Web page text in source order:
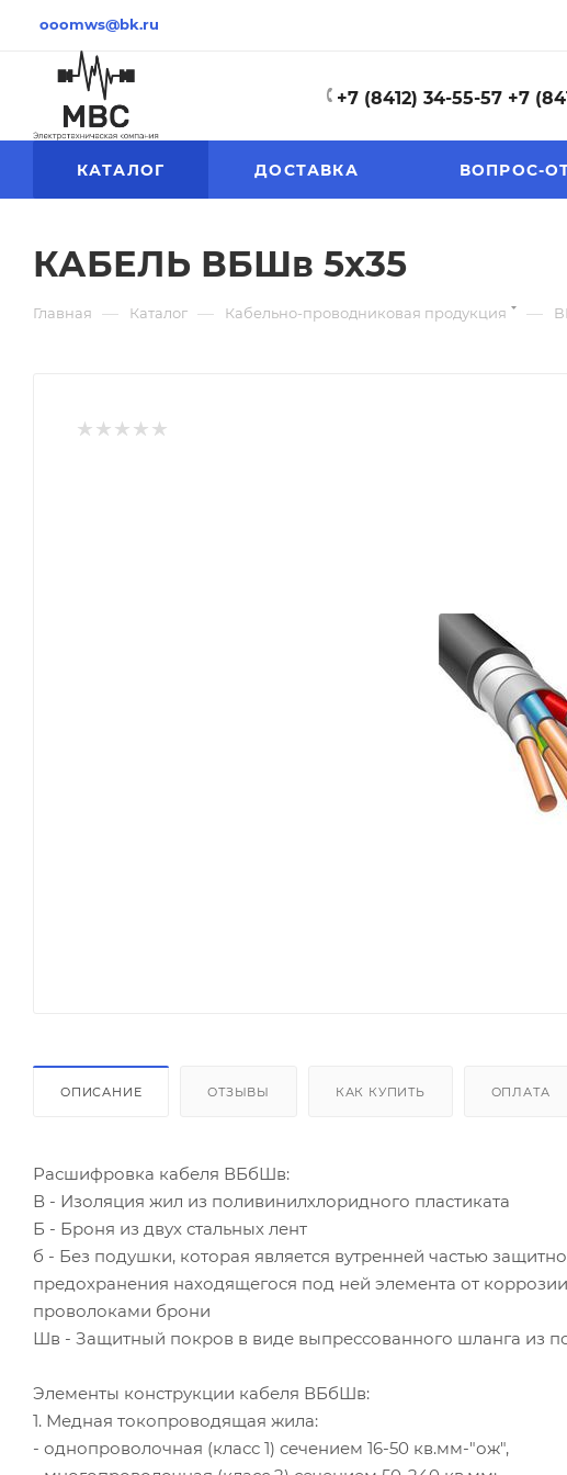
ooomws@bk.ru
+7 (8412) 34-55-57 +7
КАТАЛОГ ДОСТАВКА ВОПРОС-
КАБЕЛЬ ВБШв 5х35
Главная — Каталог — Кабельно-проводниковая продукция —
ОПИСАНИЕ ОТЗЫВЫ КАК КУПИТЬ ОПЛАТА
Расшифровка кабеля ВБбШв:
В - Изоляция жил из поливинилхлоридного пластиката
Б - Броня из двух стальных лент
б - Без подушки, которая является вутренней частью
предохранения находящегося под ней элемента от
проволоками брони
Шв - Защитный покров в виде выпрессованного шланга из
Элементы конструкции кабеля ВБбШв:
1. Медная токопроводящая жила:
- однопроволочная (класс 1) сечением 16-50 кв.мм-"ож",